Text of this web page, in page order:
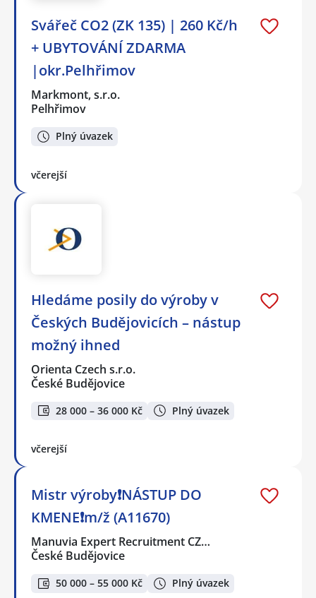
Svářeč CO2 (ZK 135) | 260 Kč/h
+ UBYTOVÁNÍ ZDARMA
|okr.Pelhřimov
Markmont, s.r.o.
Pelhřimov
Plný úvazek
včerejší
Hledáme posily do výroby v
Českých Budějovicích – nástup
možný ihned
Orienta Czech s.r.o.
České Budějovice
28 000 – 36 000 Kč Plný úvazek
včerejší
Mistr výroby❗NÁSTUP DO
KMENE❗m/ž (A11670)
Manuvia Expert Recruitment CZ…
České Budějovice
50 000 – 55 000 Kč Plný úvazek